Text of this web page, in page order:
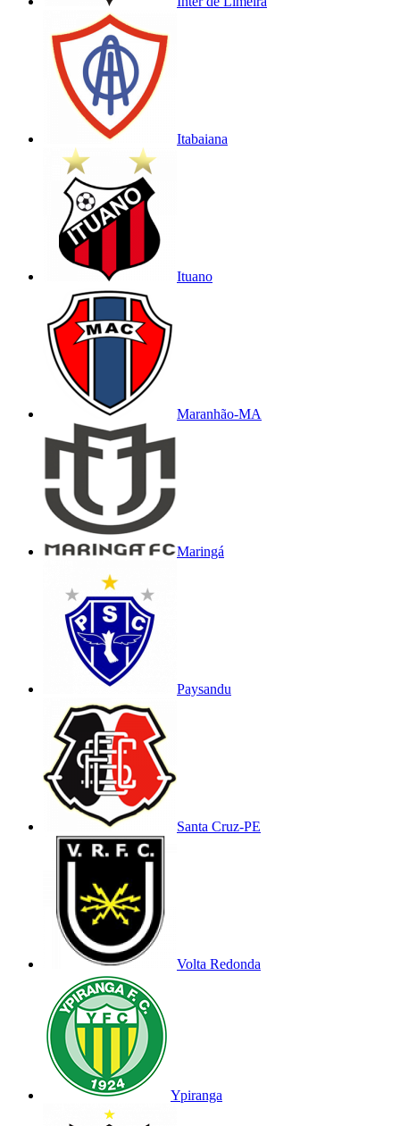
Itabaiana
Ituano
Maranhão-MA
Maringá
Paysandu
Santa Cruz-PE
Volta Redonda
Ypiranga